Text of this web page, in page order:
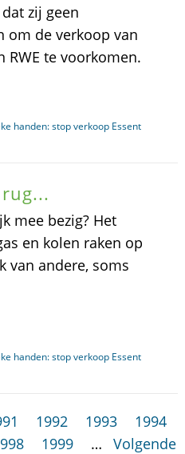
zij geen
om de verkoop van
RWE te voorkomen.
handen: stop verkoop Essent
mee bezig? Het
en kolen raken op
van andere, soms
handen: stop verkoop Essent
1992 1993
1994
1999 …
Volgende